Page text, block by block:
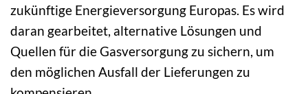
zukünftige Energieversorgung Europas. Es wird
daran gearbeitet, alternative Lösungen und
Quellen für die Gasversorgung zu sichern, um
den möglichen Ausfall der Lieferungen zu